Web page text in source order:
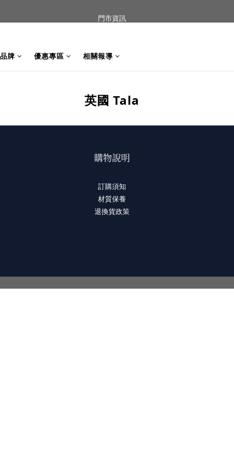
門市資訊
貨｜日本燈具品牌 Ambientec 年度新品 Barcarolle 臺中樂群門市展示中✨
品牌 優惠專區 相關報導
英國 Tala
購物說明
訂購須知
材質保養
退換貨政策